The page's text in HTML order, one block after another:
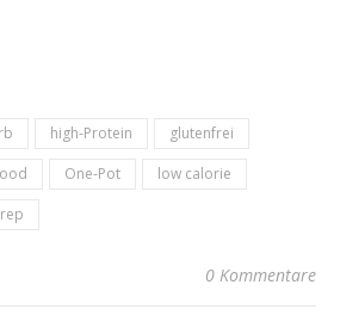
high-Protein
glutenfrei
One-Pot
low calorie
0 Kommentare